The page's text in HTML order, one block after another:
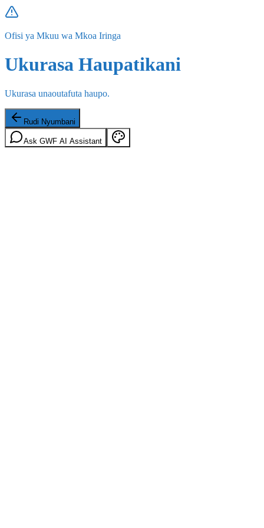
Ofisi ya Mkuu wa Mkoa Iringa
Ukurasa Haupatikani
Ukurasa unaoutafuta haupo.
Rudi Nyumbani
Ask GWF AI Assistant